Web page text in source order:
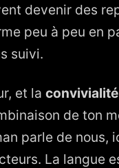
devenir des
peu à peu en
suivi.
et la convivialité
de ton
parle de nous,
La langue